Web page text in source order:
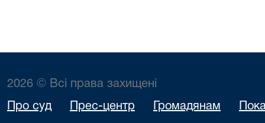
2026 © Всі права захищені
Про суд Прес-центр Громадянам